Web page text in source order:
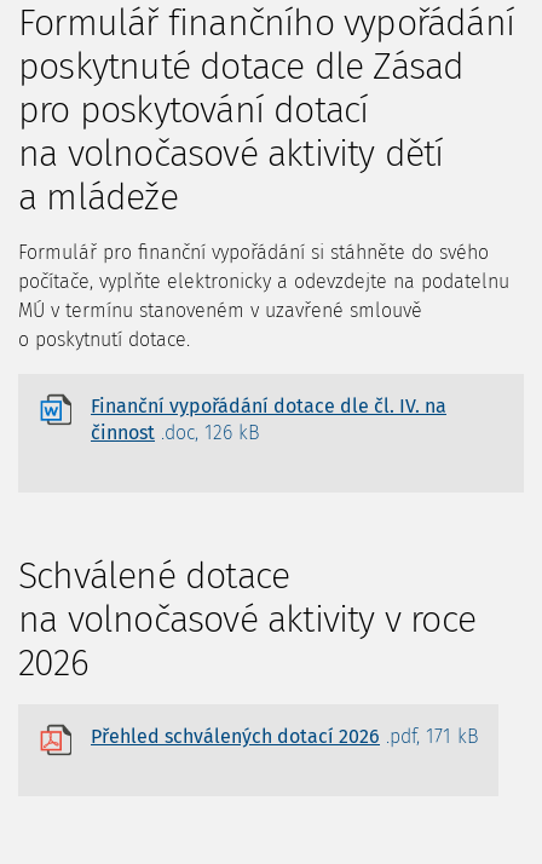
Formulář finančního vypořádání
poskytnuté dotace dle Zásad
pro poskytování dotací
na volnočasové aktivity dětí
a mládeže
Formulář pro finanční vypořádání si stáhněte do svého
počítače, vyplňte elektronicky a odevzdejte na podatelnu
MÚ v termínu stanoveném v uzavřené smlouvě
o poskytnutí dotace.
Finanční vypořádání dotace dle čl. IV. na
činnost .doc, 126 kB
Schválené dotace
na volnočasové aktivity v roce
2026
Přehled schválených dotací 2026 .pdf, 171 kB